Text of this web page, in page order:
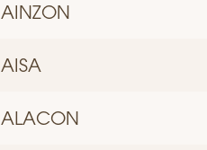
AINZON
AISA
ALACON